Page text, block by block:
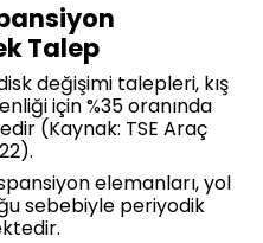
Talep
değişimi talepleri, kış
için %35 oranında
(Kaynak: TSE Araç
elemanları, yol
sebebiyle periyodik